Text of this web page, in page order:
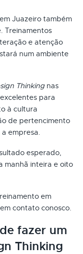
em Juazeiro também
Treinamentos
e atenção
num ambiente
Thinking nas
para
à cultura
de pertencimento
empresa.
esperado,
manhã inteira e oito
em
contato conosco.
fazer um
Thinking